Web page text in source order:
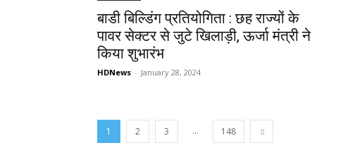
बाडी बिल्डिंग प्रतियोगिता : छह राज्यों के
पावर सेक्टर से जुटे खिलाड़ी, ऊर्जा मंत्री ने
किया शुभारंभ
HDNews - January 28, 2024
1 2 3 ... 148